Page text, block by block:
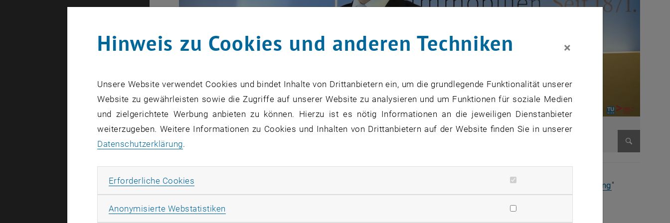
Mag. Johannes Endl, MSc MRICS MSc Immobilienmanagement & Bewertung, öffnet eine
"
Der studierte Jurist erlebte diesen Abschnitt als sehr intensiv, sowohl beruflich als auch studentisch.
Hinweis zu Cookies und anderen Techniken ×
Unsere Website verwendet Cookies und bindet Inhalte von Drittanbietern ein, um die grundlegende Funktionalität unserer
Website zu gewährleisten sowie die Zugriffe auf unserer Website zu analysieren und um Funktionen für soziale Medien
und zielgerichtete Werbung anbieten zu können. Hierzu ist es nötig Informationen an die jeweiligen Dienstanbieter
weiterzugeben. Weitere Informationen zu Cookies und Inhalten von Drittanbietern auf der Website finden Sie in unserer
Datenschutzerklärung.
Erforderliche Cookies
Anonymisierte Webstatistiken